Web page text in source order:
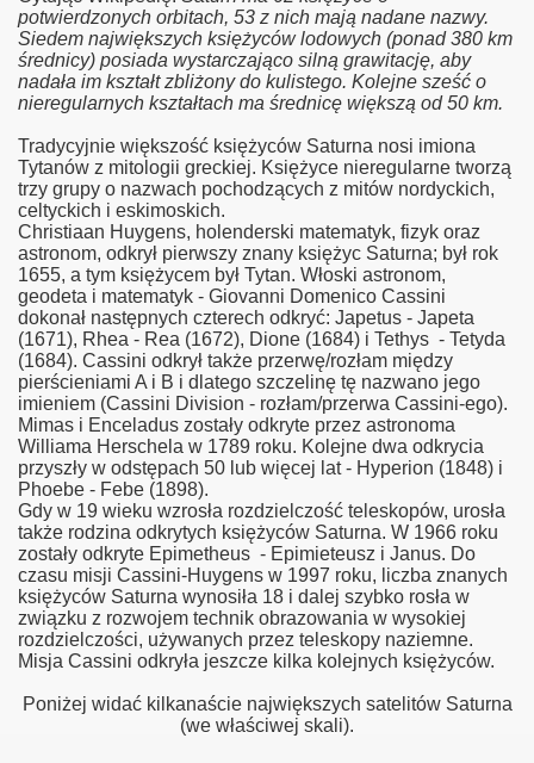
potwierdzonych orbitach, 53 z nich mają nadane nazwy.
Siedem największych księżyców lodowych (ponad 380 km
średnicy) posiada wystarczająco silną grawitację, aby
nadała im kształt zbliżony do kulistego. Kolejne sześć o
nieregularnych kształtach ma średnicę większą od 50 km.
Tradycyjnie większość księżyców Saturna nosi imiona
Tytanów z mitologii greckiej. Księżyce nieregularne tworzą
trzy grupy o nazwach pochodzących z mitów nordyckich,
celtyckich i eskimoskich.
Christiaan Huygens, holenderski matematyk, fizyk oraz
astronom, odkrył pierwszy znany księżyc Saturna; był rok
1655, a tym księżycem był Tytan. Włoski astronom,
geodeta i matematyk - Giovanni Domenico Cassini
dokonał następnych czterech odkryć: Japetus - Japeta
(1671), Rhea - Rea (1672), Dione (1684) i Tethys - Tetyda
(1684). Cassini odkrył także przerwę/rozłam między
pierścieniami A i B i dlatego szczelinę tę nazwano jego
imieniem (Cassini Division - rozłam/przerwa Cassini-ego).
Mimas i Enceladus zostały odkryte przez astronoma
Williama Herschela w 1789 roku. Kolejne dwa odkrycia
przyszły w odstępach 50 lub więcej lat - Hyperion (1848) i
Phoebe - Febe (1898).
Gdy w 19 wieku wzrosła rozdzielczość teleskopów, urosła
także rodzina odkrytych księżyców Saturna. W 1966 roku
zostały odkryte Epimetheus - Epimieteusz i Janus. Do
czasu misji Cassini-Huygens w 1997 roku, liczba znanych
księżyców Saturna wynosiła 18 i dalej szybko rosła w
związku z rozwojem technik obrazowania w wysokiej
rozdzielczości, używanych przez teleskopy naziemne.
Misja Cassini odkryła jeszcze kilka kolejnych księżyców.
Poniżej widać kilkanaście największych satelitów Saturna
(we właściwej skali).